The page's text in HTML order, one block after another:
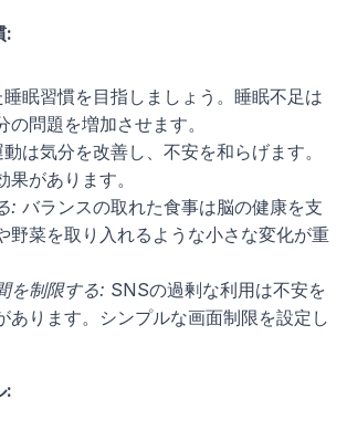
:
眠習慣を目指しましょう。睡眠不足は
の問題を増加させます。
動は気分を改善し、不安を和らげます。
があります。
: バランスの取れた食事は脳の健康を支
野菜を取り入れるような小さな変化が重
を制限する: SNSの過剰な利用は不安を
あります。シンプルな画面制限を設定し
: